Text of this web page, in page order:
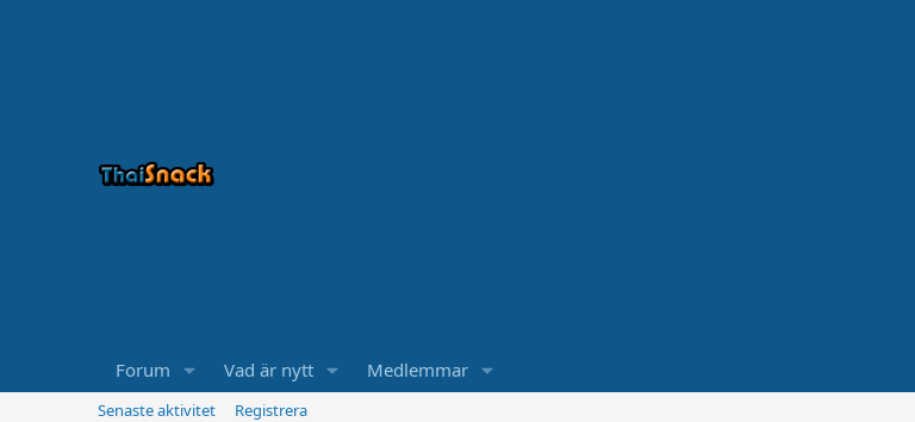
Forum Vad är nytt Medlemmar
Senaste aktivitet
Registrera